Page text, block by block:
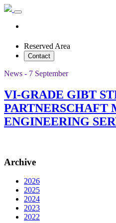
Reserved Area
Contact
News - 7 September
VI-GRADE GIBT
PARTNERSCHAFT
ENGINEERING
Archive
2026
2025
2024
2023
2022